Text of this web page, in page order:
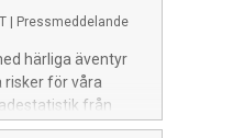
Pressmeddelande
härliga äventyr
risker för våra
från
annat ormbett,